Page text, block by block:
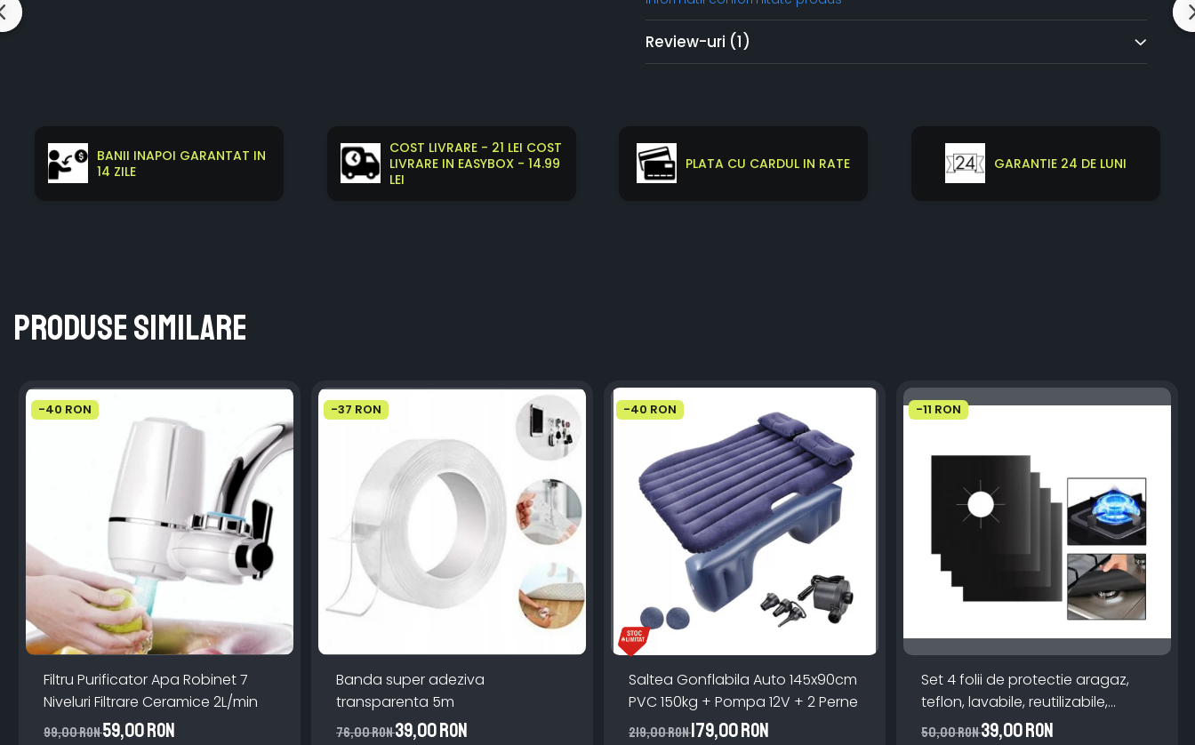
Review-uri (1)
BANII INAPOI GARANTAT IN
14 ZILE
COST LIVRARE - 21 LEI COST
LIVRARE IN EASYBOX - 14.99
LEI
PLATA CU CARDUL IN RATE GARANTIE 24 DE LUNI
Produse similare
-40 RON
Filtru Purificator Apa Robinet 7
Niveluri Filtrare Ceramice 2L/min
99,00 RON59,00 RON
-37 RON
Banda super adeziva
transparenta 5m
76,00 RON39,00 RON
-40 RON
Saltea Gonflabila Auto 145x90cm
PVC 150kg + Pompa 12V + 2 Perne
219,00 RON179,00 RON
-11 RON
Set 4 folii de protectie aragaz,
teflon, lavabile, reutilizabile,
Negru/Gri
50,00 RON39,00 RON